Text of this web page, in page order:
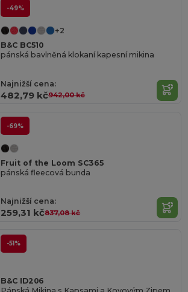
-49%
+2
B&C BC510
pánská bavlněná klokaní kapesní mikina
Najnižší cena:
482,79 kč942,00 kč
-69%
Fruit of the Loom SC365
pánská fleecová bunda
Najnižší cena:
259,31 kč837,08 kč
-51%
B&C ID206